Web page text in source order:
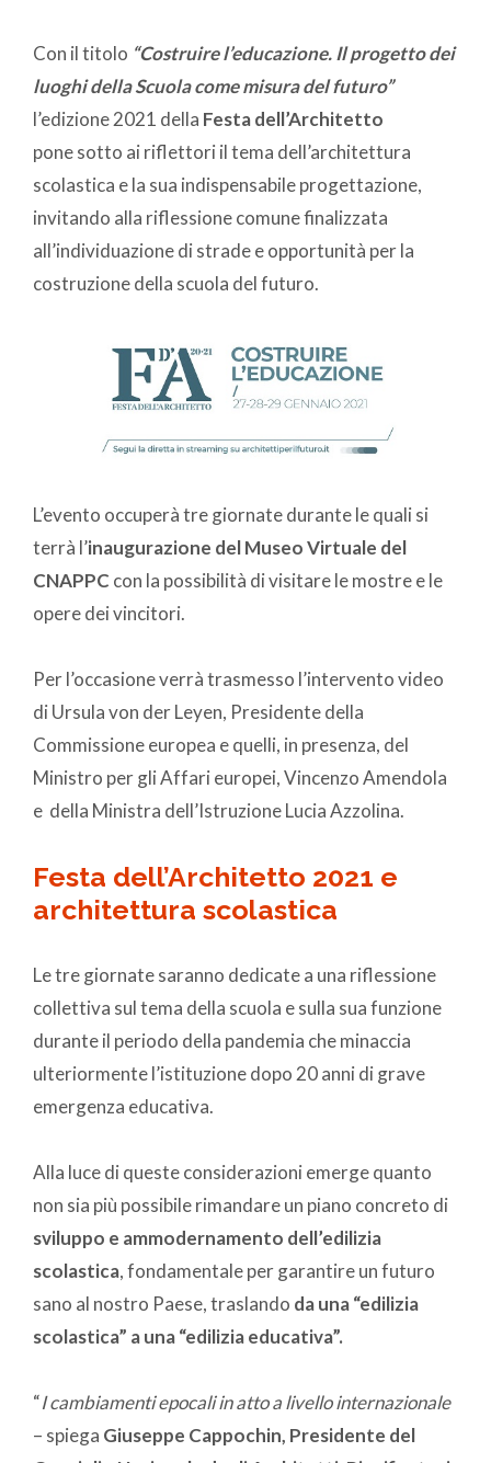
Con il titolo “Costruire l’educazione. Il progetto dei
luoghi della Scuola come misura del futuro”
l’edizione 2021 della Festa dell’Architetto
pone sotto ai riflettori il tema dell’architettura
scolastica e la sua indispensabile progettazione,
invitando alla riflessione comune finalizzata
all’individuazione di strade e opportunità per la
costruzione della scuola del futuro.
L’evento occuperà tre giornate durante le quali si
terrà l’inaugurazione del Museo Virtuale del
CNAPPC con la possibilità di visitare le mostre e le
opere dei vincitori.
Per l’occasione verrà trasmesso l’intervento video
di Ursula von der Leyen, Presidente della
Commissione europea e quelli, in presenza, del
Ministro per gli Affari europei, Vincenzo Amendola
e della Ministra dell’Istruzione Lucia Azzolina.
Festa dell’Architetto 2021 e
architettura scolastica
Le tre giornate saranno dedicate a una riflessione
collettiva sul tema della scuola e sulla sua funzione
durante il periodo della pandemia che minaccia
ulteriormente l’istituzione dopo 20 anni di grave
emergenza educativa.
Alla luce di queste considerazioni emerge quanto
non sia più possibile rimandare un piano concreto di
sviluppo e ammodernamento dell’edilizia
scolastica, fondamentale per garantire un futuro
sano al nostro Paese, traslando da una “edilizia
scolastica” a una “edilizia educativa”.
“I cambiamenti epocali in atto a livello internazionale
– spiega Giuseppe Cappochin, Presidente del